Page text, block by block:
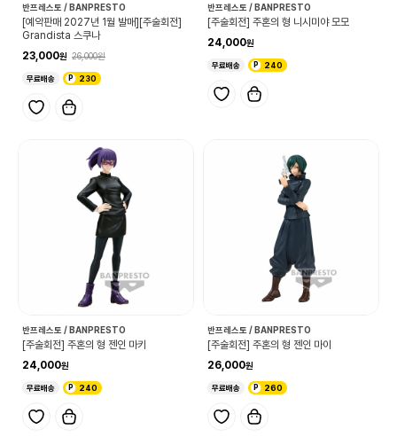
반프레스토 / BANPRESTO
[예약판매 2027년 1월 발매][주술회전]
Grandista 스쿠나
23,000
26,000
무료배송 230
반프레스토 / BANPRESTO
[주술회전] 주혼의 형 니시미야 모모
24,000
무료배송 240
반프레스토 / BANPRESTO
[주술회전] 주혼의 형 젠인 마키
24,000
무료배송 240
반프레스토 / BANPRESTO
[주술회전] 주혼의 형 젠인 마이
26,000
무료배송 260